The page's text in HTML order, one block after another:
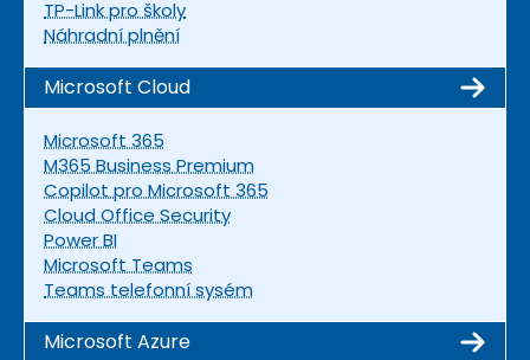
TP-Link pro školy
Náhradní plnění
Microsoft Cloud
Microsoft 365
M365 Business Premium
Copilot pro Microsoft 365
Cloud Office Security
Power BI
Microsoft Teams
Teams telefonní sysém
Microsoft Azure